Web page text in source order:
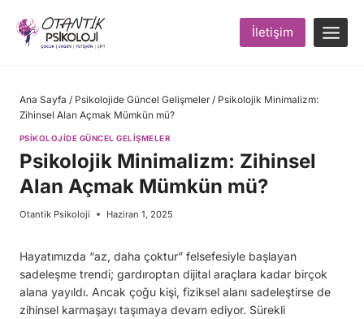
content
İletişim
Ana Sayfa / Psikolojide Güncel Gelişmeler / Psikolojik Minimalizm:
Zihinsel Alan Açmak Mümkün mü?
PSIKOLOJIDE GÜNCEL GELIŞMELER
Psikolojik Minimalizm: Zihinsel
Alan Açmak Mümkün mü?
Otantik Psikoloji Haziran 1, 2025
Hayatımızda “az, daha çoktur” felsefesiyle başlayan
sadeleşme trendi; gardıroptan dijital araçlara kadar birçok
alana yayıldı. Ancak çoğu kişi, fiziksel alanı sadeleştirse de
zihinsel karmaşayı taşımaya devam ediyor. Sürekli